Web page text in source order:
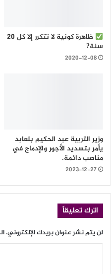
‏ظاهرة كونية لا تتكرر إلا كل 20
سنة?
2020-12-08
وزير التربية عبد الحكيم بلعابد
يأمر بتسديد الأجور والإدماج في
مناصب دائمة.
2023-12-27
اترك تعليقاً
لن يتم نشر عنوان بريدك الإلكتروني.